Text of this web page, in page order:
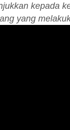
kepada
yang